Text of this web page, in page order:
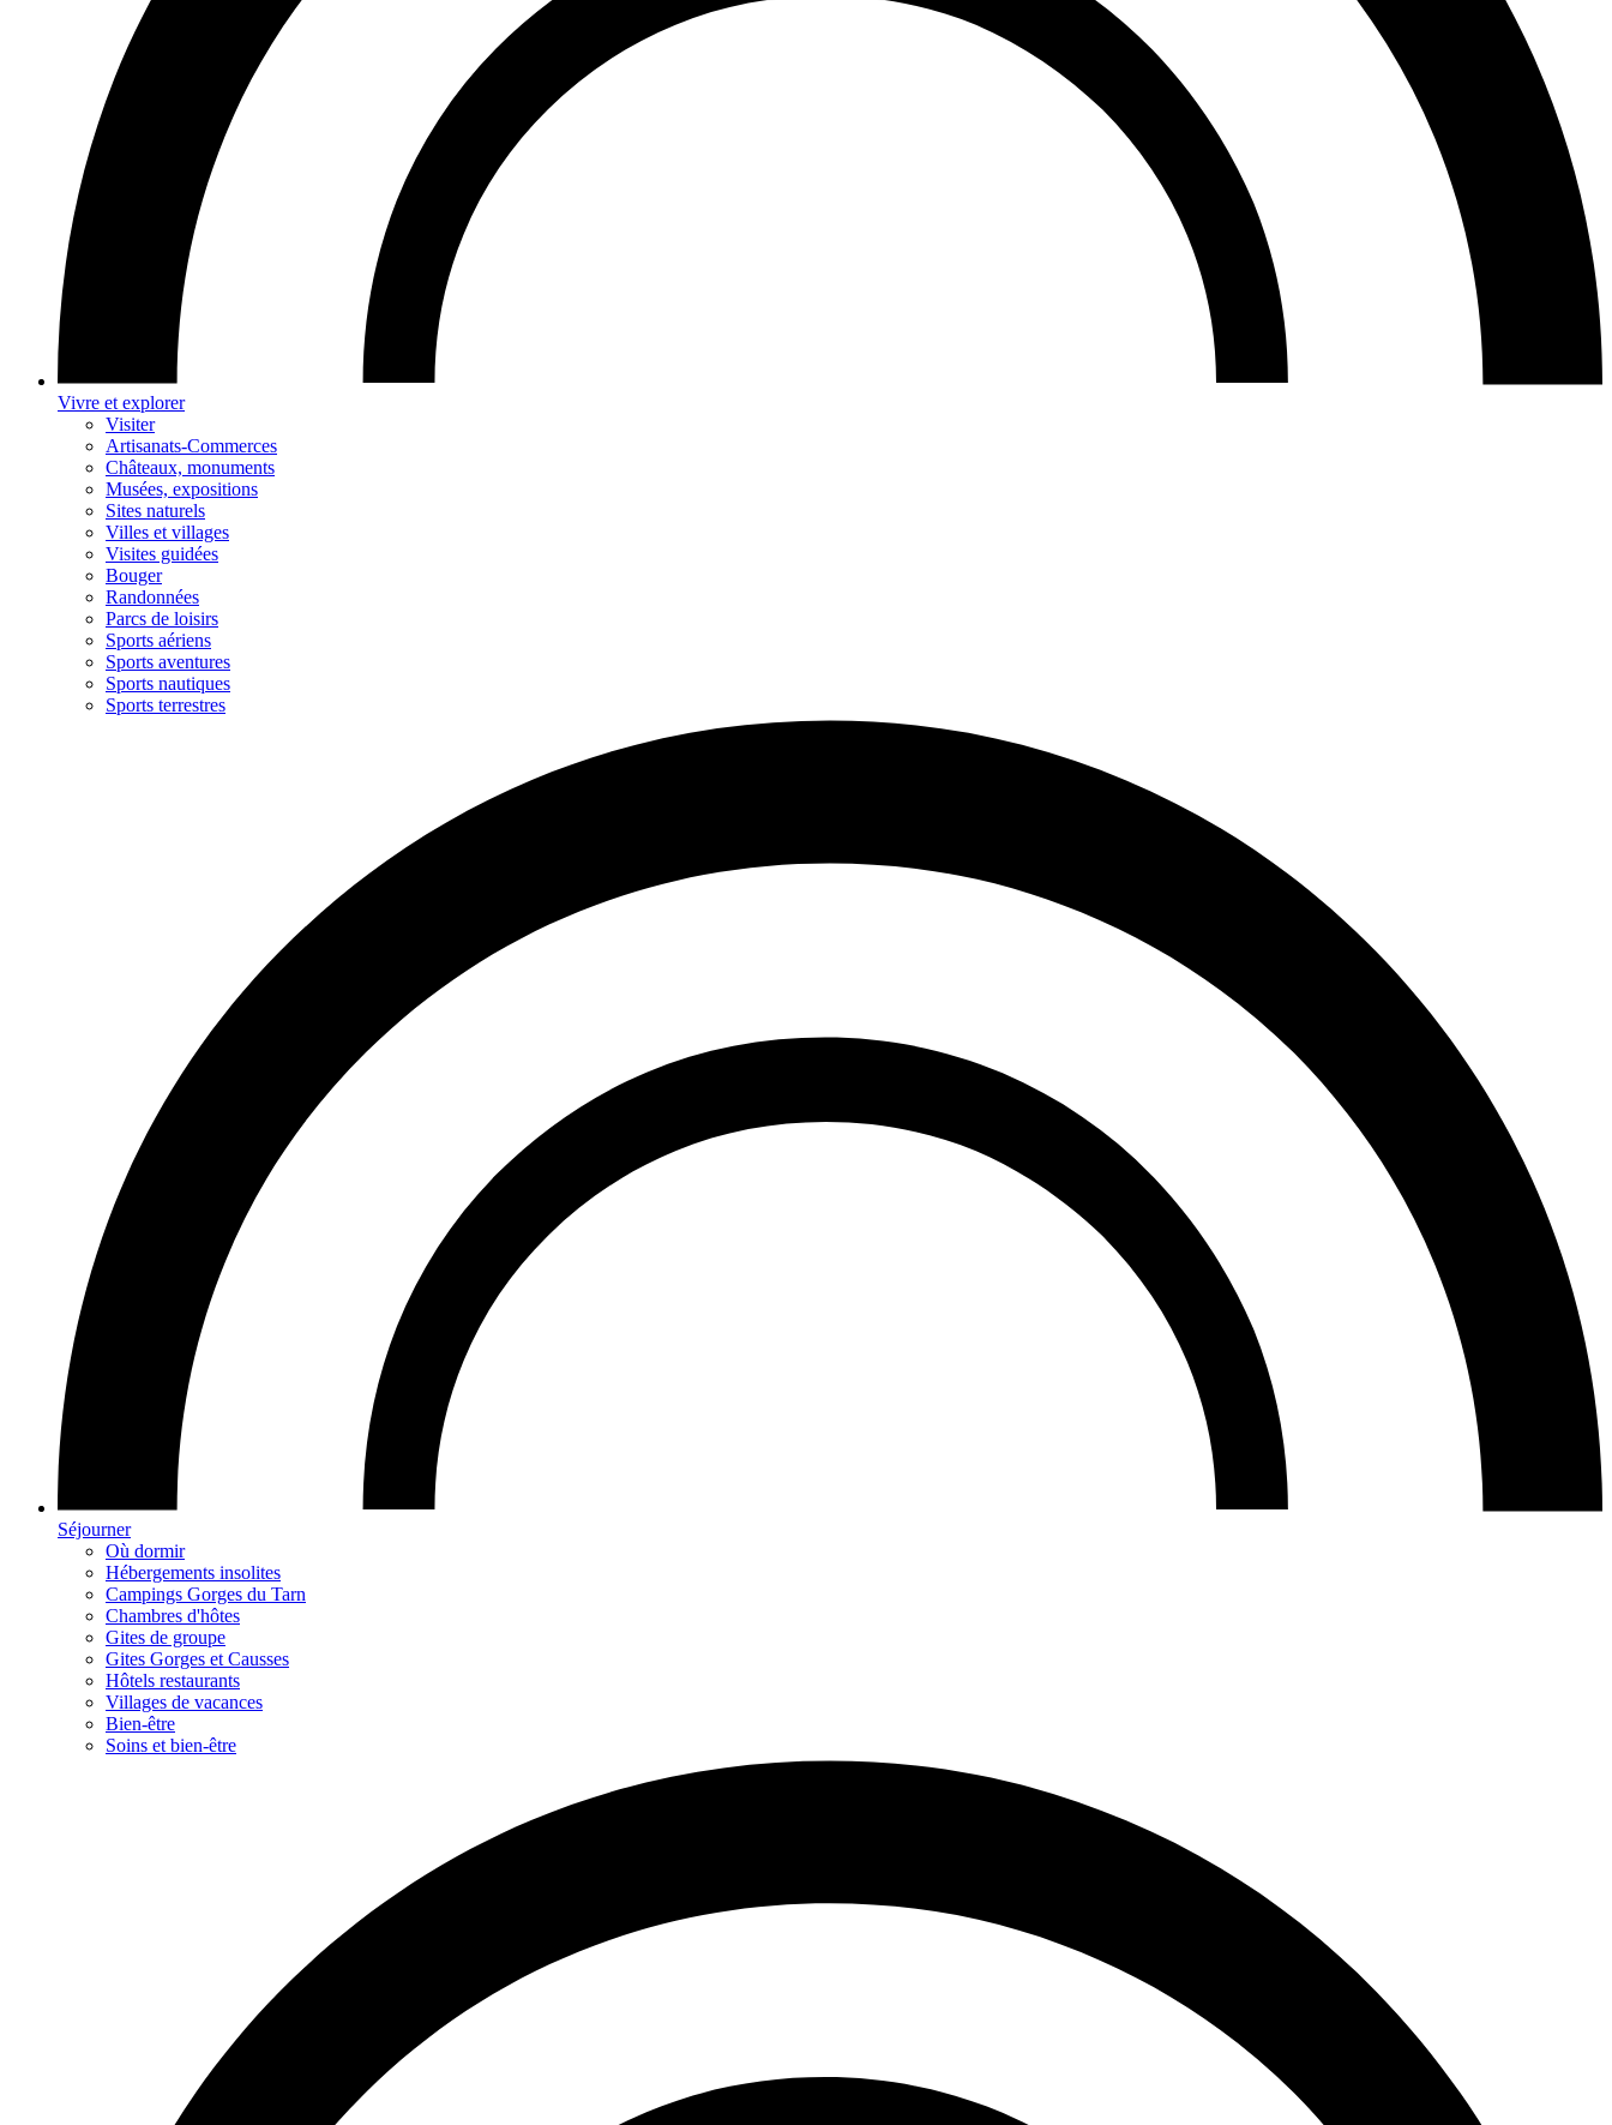
Vivre et explorer
Visiter
Artisanats-Commerces
Châteaux, monuments
Musées, expositions
Sites naturels
Villes et villages
Visites guidées
Bouger
Randonnées
Parcs de loisirs
Sports aériens
Sports aventures
Sports nautiques
Sports terrestres
Séjourner
Où dormir
Hébergements insolites
Campings Gorges du Tarn
Chambres d'hôtes
Gites de groupe
Gites Gorges et Causses
Hôtels restaurants
Villages de vacances
Bien-être
Soins et bien-être